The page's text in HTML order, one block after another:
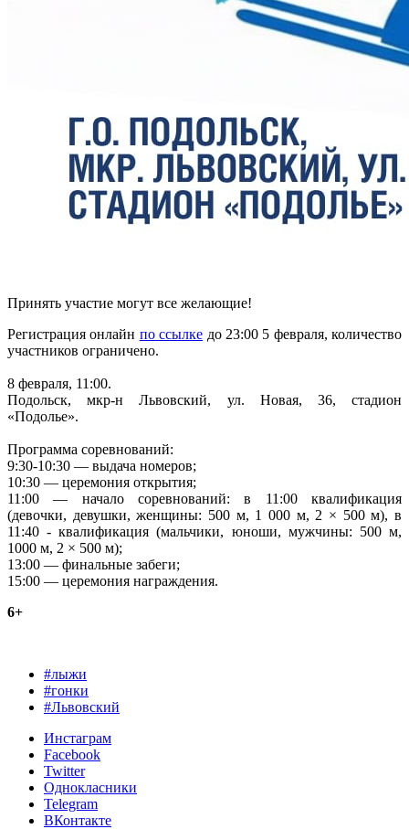
Принять участие могут все желающие!
Регистрация онлайн по ссылке до 23:00 5 февраля, количество
участников ограничено.
8 февраля, 11:00.
Подольск, мкр-н Львовский, ул. Новая, 36, стадион
«Подолье».
Программа соревнований:
9:30-10:30 — выдача номеров;
10:30 — церемония открытия;
11:00 — начало соревнований: в 11:00 квалификация
(девочки, девушки, женщины: 500 м, 1 000 м, 2 × 500 м), в
11:40 - квалификация (мальчики, юноши, мужчины: 500 м,
1000 м, 2 × 500 м);
13:00 — финальные забеги;
15:00 — церемония награждения.
6+
#лыжи
#гонки
#Львовский
Инстаграм
Facebook
Twitter
Однокласники
Telegram
ВКонтакте